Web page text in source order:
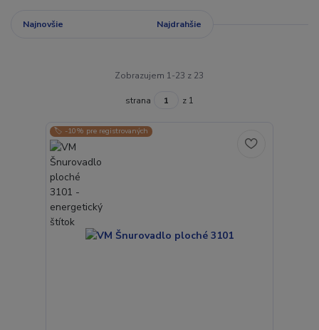
Najnovšie Najdrahšie
Zobrazujem 1-23 z 23
strana z 1
🏷️ -10% pre registrovaných